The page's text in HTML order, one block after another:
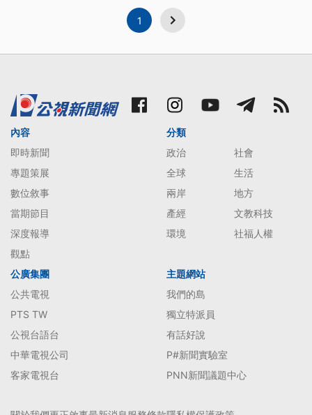
1
內容
即時新聞
專題策展
數位敘事
當期節目
深度報導
觀點
分類
政治
社會
全球
生活
兩岸
地方
產經
文教科技
環境
社福人權
公廣集團
公共電視
PTS TW
公視台語台
中華電視公司
客家電視台
主題網站
我們的島
獨立特派員
有話好說
P#新聞實驗室
PNN新聞議題中心